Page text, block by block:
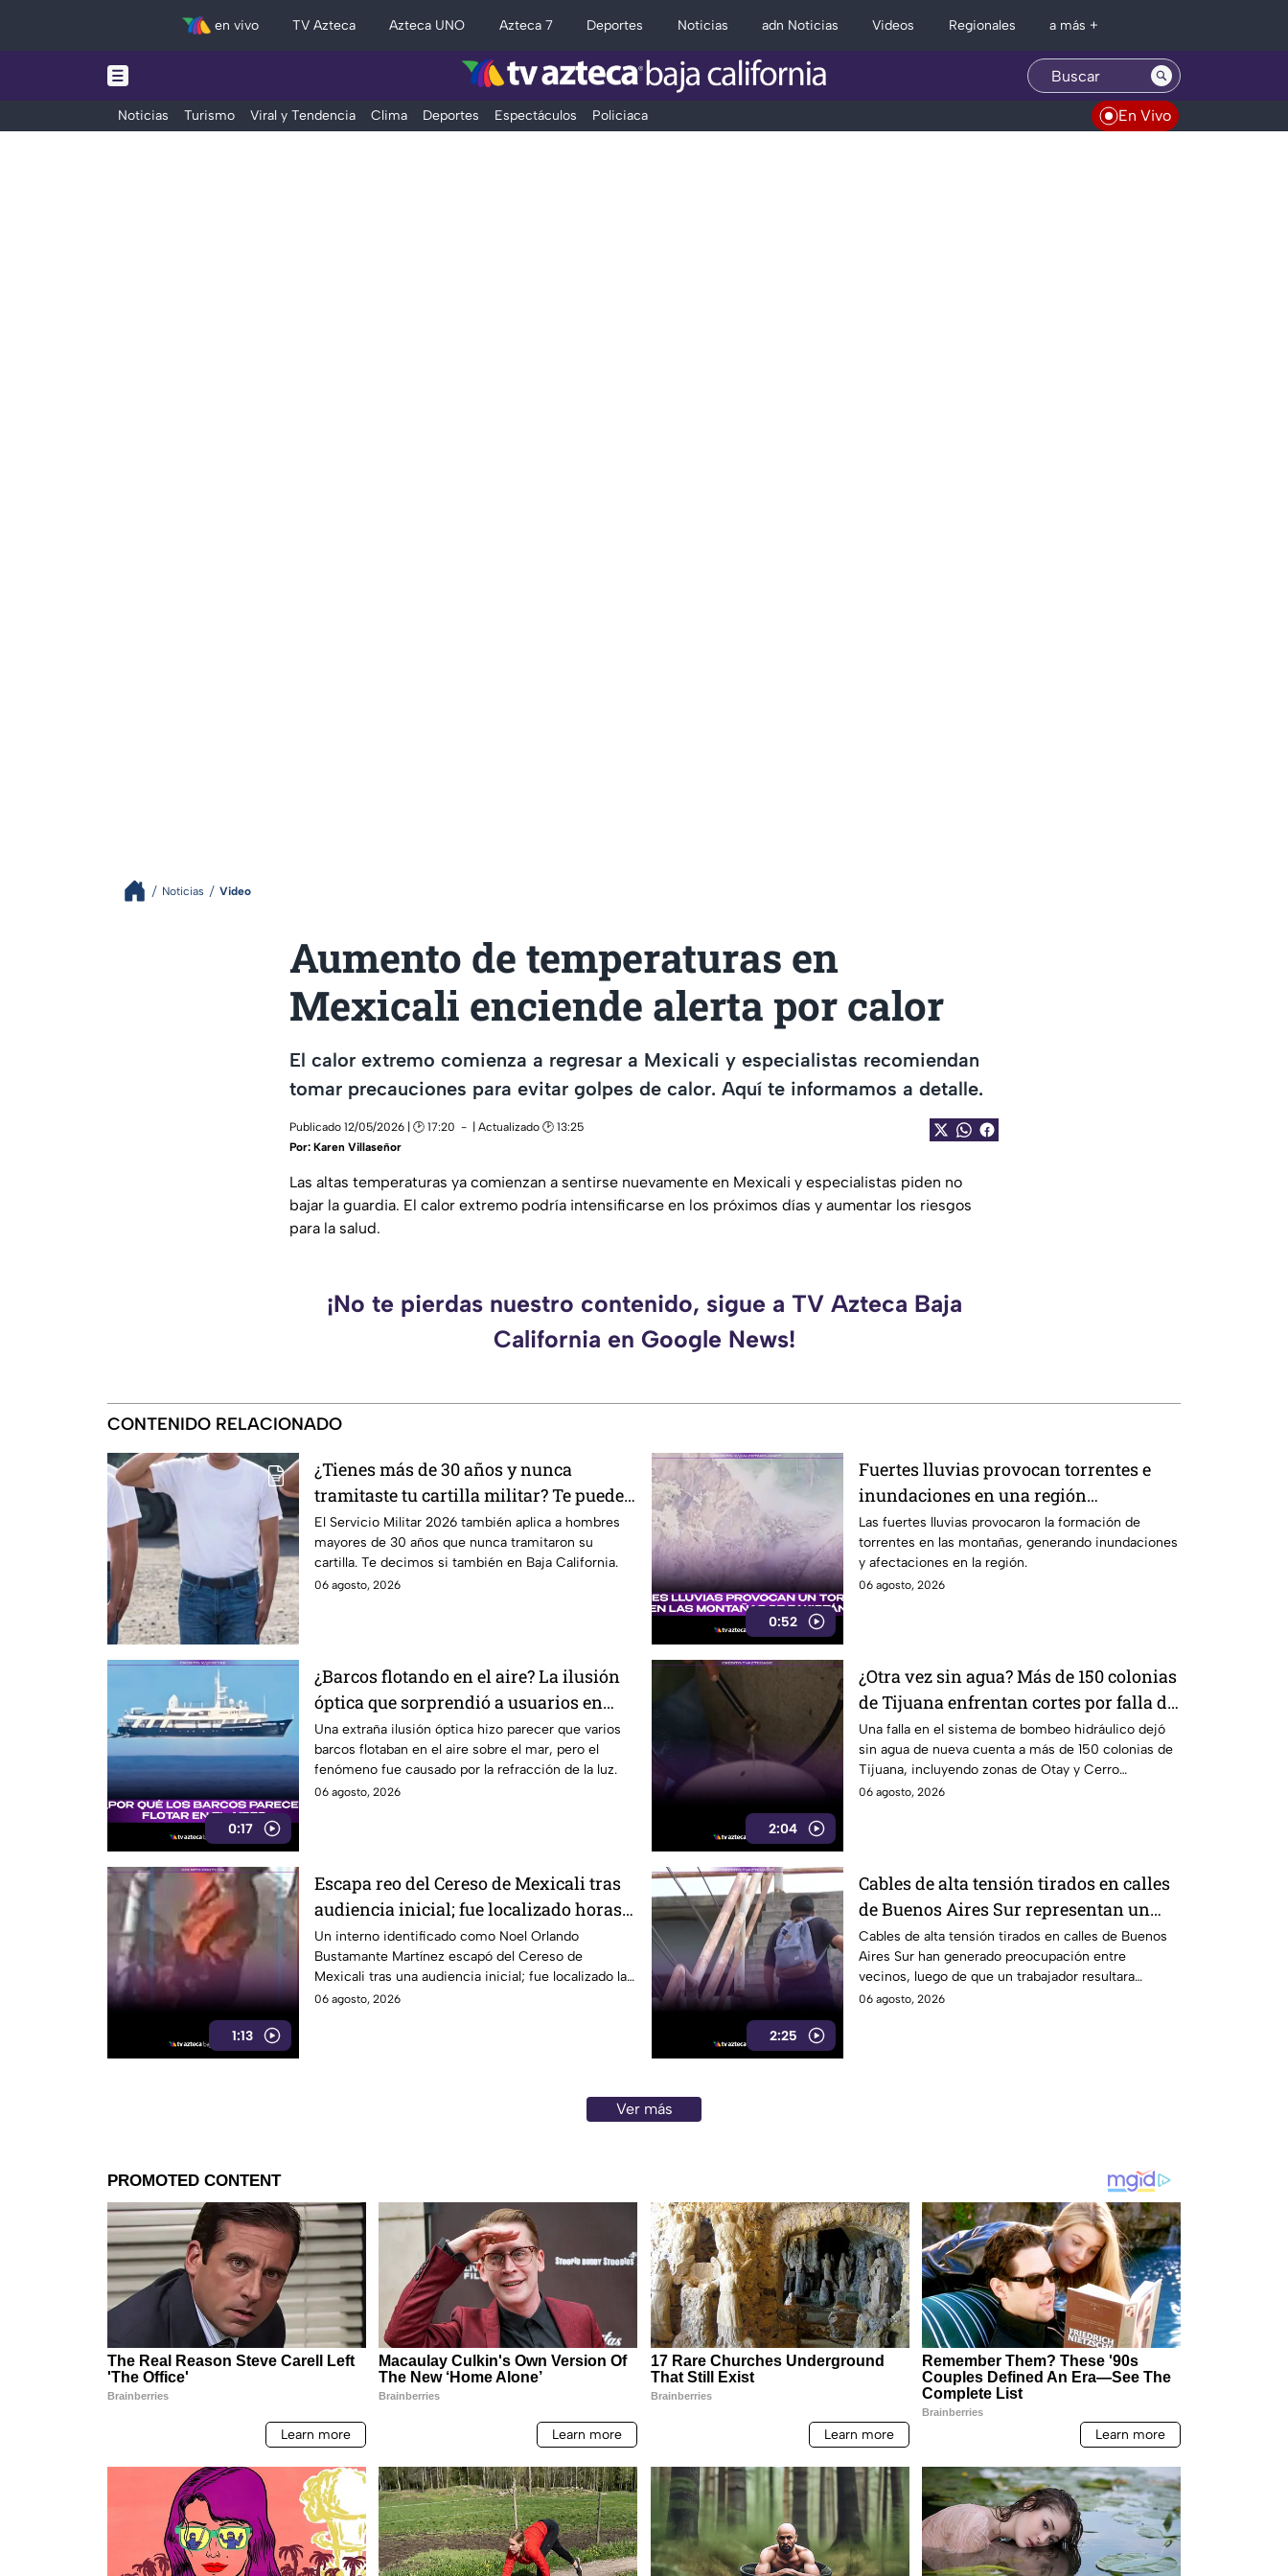
en vivo TV Azteca Azteca UNO Azteca 7 Deportes Noticias adn Noticias Videos Regionales a más +
Noticias Turismo Viral y Tendencia Clima Deportes Espectáculos Policiaca En Vivo
Noticias Video
Aumento de temperaturas en
Mexicali enciende alerta por calor
El calor extremo comienza a regresar a Mexicali y especialistas recomiendan
tomar precauciones para evitar golpes de calor. Aquí te informamos a detalle.
Publicado 12/05/2026 | 🕑 17:20
| Actualizado 🕑 13:25
Por: Karen Villaseñor
Las altas temperaturas ya comienzan a sentirse nuevamente en Mexicali y especialistas piden no
bajar la guardia. El calor extremo podría intensificarse en los próximos días y aumentar los riesgos
para la salud.
¡No te pierdas nuestro contenido, sigue a TV Azteca Baja
California en Google News!
CONTENIDO RELACIONADO
¿Tienes más de 30 años y nunca
tramitaste tu cartilla militar? Te pueden
llamar para hacer servicio en Baja
California
El Servicio Militar 2026 también aplica a hombres
mayores de 30 años que nunca tramitaron su
cartilla. Te decimos si también en Baja California.
06 agosto, 2026
0:52
Fuertes lluvias provocan torrentes e
inundaciones en una región
montañosa
Las fuertes lluvias provocaron la formación de
torrentes en las montañas, generando inundaciones
y afectaciones en la región.
06 agosto, 2026
0:17
¿Barcos flotando en el aire? La ilusión
óptica que sorprendió a usuarios en
redes sociales
Una extraña ilusión óptica hizo parecer que varios
barcos flotaban en el aire sobre el mar, pero el
fenómeno fue causado por la refracción de la luz.
06 agosto, 2026
2:04
¿Otra vez sin agua? Más de 150 colonias
de Tijuana enfrentan cortes por falla de
CESPT
Una falla en el sistema de bombeo hidráulico dejó
sin agua de nueva cuenta a más de 150 colonias de
Tijuana, incluyendo zonas de Otay y Cerro
Colorado.
06 agosto, 2026
1:13
Escapa reo del Cereso de Mexicali tras
audiencia inicial; fue localizado horas
después
Un interno identificado como Noel Orlando
Bustamante Martínez escapó del Cereso de
Mexicali tras una audiencia inicial; fue localizado la
noche del miércoles.
06 agosto, 2026
2:25
Cables de alta tensión tirados en calles
de Buenos Aires Sur representan un
riesgo para peatones en Tijuana
Cables de alta tensión tirados en calles de Buenos
Aires Sur han generado preocupación entre
vecinos, luego de que un trabajador resultara
electrocutado.
06 agosto, 2026
Ver más